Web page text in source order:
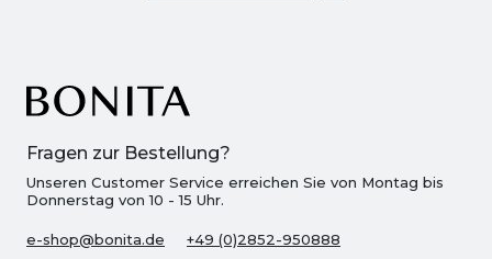
Fragen zur Bestellung?
Unseren Customer Service erreichen Sie von Montag bis
Donnerstag von 10 - 15 Uhr.
e-shop@bonita.de +49 (0)2852-950888